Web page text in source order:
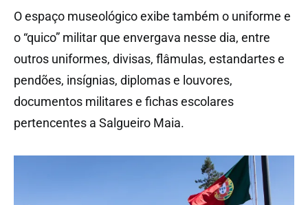
O espaço museológico exibe também o uniforme e
o “quico” militar que envergava nesse dia, entre
outros uniformes, divisas, flâmulas, estandartes e
pendões, insígnias, diplomas e louvores,
documentos militares e fichas escolares
pertencentes a Salgueiro Maia.